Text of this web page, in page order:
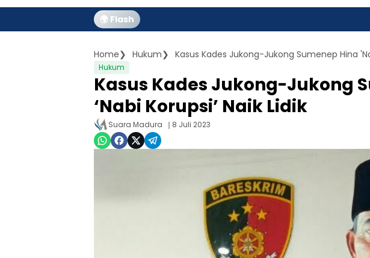
🌍 Flash
Home Hukum Kasus Kades Jukong-Jukong Sumenep Hina
Hukum
Kasus Kades Jukong-Jukong
‘Nabi Korupsi’ Naik Lidik
Suara Madura 8 Juli 2023